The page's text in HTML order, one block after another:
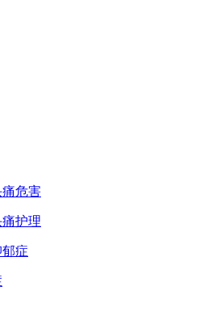
痛危害
护理
症